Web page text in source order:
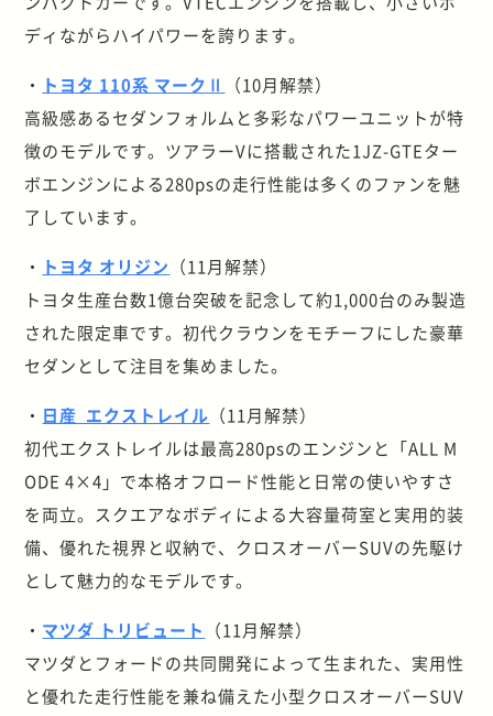
ディながらハイパワーを誇ります。
・ トヨタ 110系 マークⅡ
（10月解禁）
高級感あるセダンフォルムと多彩なパワーユニットが特
徴のモデルです。ツアラーVに搭載された1JZ-GTEター
ボエンジンによる280psの走行性能は多くのファンを魅
了しています。
・ トヨタ オリジン （11月解禁）
トヨタ生産台数1億台突破を記念して約1,000台のみ製造
された限定車です。初代クラウンをモチーフにした豪華
セダンとして注目を集めました。
・ 日産 エクストレイル （11月解禁）
初代エクストレイルは最高280psのエンジンと「ALL M
ODE 4×4」で本格オフロード性能と日常の使いやすさ
を両立。スクエアなボディによる大容量荷室と実用的装
備、優れた視界と収納で、クロスオーバーSUVの先駆け
として魅力的なモデルです。
・ マツダ トリビュート
（11月解禁）
マツダとフォードの共同開発によって生まれた、実用性
と優れた走行性能を兼ね備えた小型クロスオーバーSUV